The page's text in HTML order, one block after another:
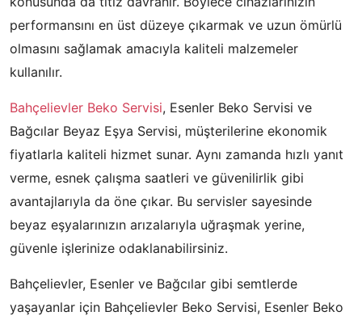
performansını en üst düzeye çıkarmak ve uzun ömürlü
olmasını sağlamak amacıyla kaliteli malzemeler
kullanılır.
Bahçelievler Beko Servisi, Esenler Beko Servisi ve
Bağcılar Beyaz Eşya Servisi, müşterilerine ekonomik
fiyatlarla kaliteli hizmet sunar. Aynı zamanda hızlı yanıt
verme, esnek çalışma saatleri ve güvenilirlik gibi
avantajlarıyla da öne çıkar. Bu servisler sayesinde
beyaz eşyalarınızın arızalarıyla uğraşmak yerine,
güvenle işlerinize odaklanabilirsiniz.
Bahçelievler, Esenler ve Bağcılar gibi semtlerde
yaşayanlar için Bahçelievler Beko Servisi, Esenler Beko